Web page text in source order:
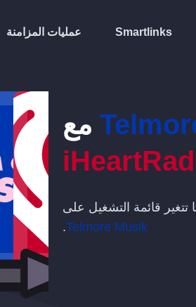
عمليات المزامنة Smartlinks
مع
تتغير قائمة التشغيل على
Telmore Musik
.